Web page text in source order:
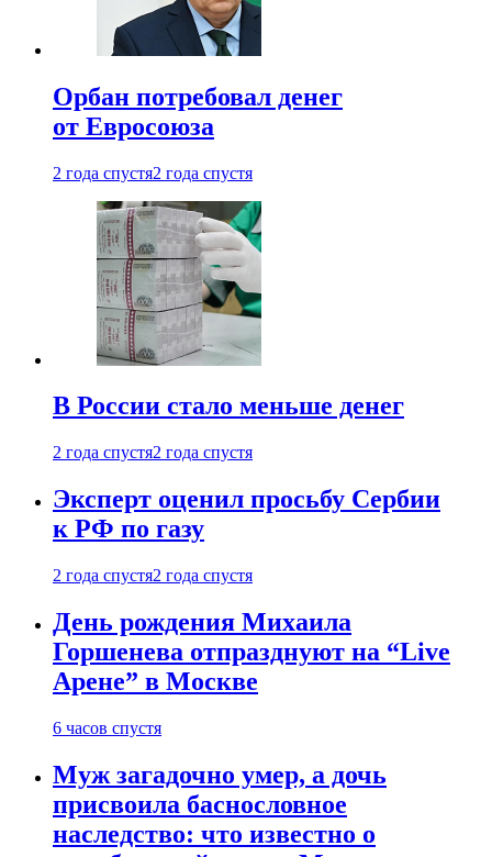
Орбан потребовал денег
от Евросоюза
2 года спустя2 года спустя
В России стало меньше денег
2 года спустя2 года спустя
Эксперт оценил просьбу Сербии
к РФ по газу
2 года спустя2 года спустя
День рождения Михаила
Горшенева отпразднуют на “Live
Арене” в Москве
6 часов спустя
Муж загадочно умер, а дочь
присвоила баснословное
наследство: что известно о